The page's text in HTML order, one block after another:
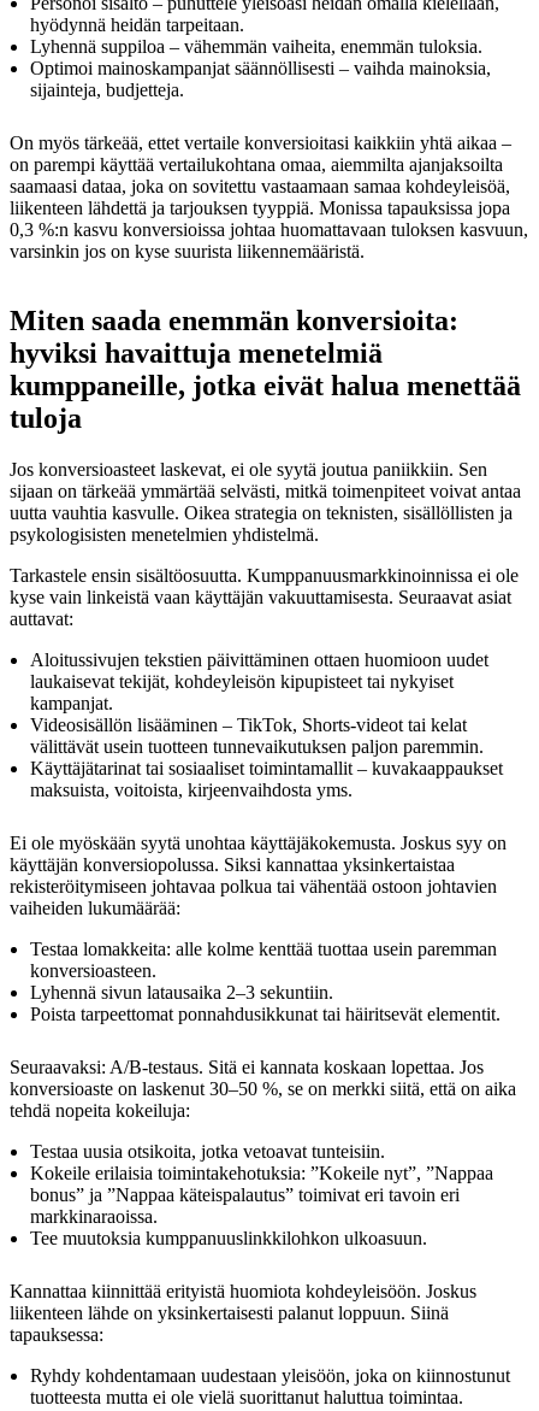
hyödynnä heidän tarpeitaan.
Lyhennä suppiloa – vähemmän vaiheita, enemmän tuloksia.
Optimoi mainoskampanjat säännöllisesti – vaihda mainoksia,
sijainteja, budjetteja.
On myös tärkeää, ettet vertaile konversioitasi kaikkiin yhtä aikaa –
on parempi käyttää vertailukohtana omaa, aiemmilta ajanjaksoilta
saamaasi dataa, joka on sovitettu vastaamaan samaa kohdeyleisöä,
liikenteen lähdettä ja tarjouksen tyyppiä. Monissa tapauksissa jopa
0,3 %:n kasvu konversioissa johtaa huomattavaan tuloksen kasvuun,
varsinkin jos on kyse suurista liikennemääristä.
Miten saada enemmän konversioita:
hyviksi havaittuja menetelmiä
kumppaneille, jotka eivät halua menettää
tuloja
Jos konversioasteet laskevat, ei ole syytä joutua paniikkiin. Sen
sijaan on tärkeää ymmärtää selvästi, mitkä toimenpiteet voivat antaa
uutta vauhtia kasvulle. Oikea strategia on teknisten, sisällöllisten ja
psykologisisten menetelmien yhdistelmä.
Tarkastele ensin sisältöosuutta. Kumppanuusmarkkinoinnissa ei ole
kyse vain linkeistä vaan käyttäjän vakuuttamisesta. Seuraavat asiat
auttavat:
Aloitussivujen tekstien päivittäminen ottaen huomioon uudet
laukaisevat tekijät, kohdeyleisön kipupisteet tai nykyiset
kampanjat.
Videosisällön lisääminen – TikTok, Shorts-videot tai kelat
välittävät usein tuotteen tunnevaikutuksen paljon paremmin.
Käyttäjätarinat tai sosiaaliset toimintamallit – kuvakaappaukset
maksuista, voitoista, kirjeenvaihdosta yms.
Ei ole myöskään syytä unohtaa käyttäjäkokemusta. Joskus syy on
käyttäjän konversiopolussa. Siksi kannattaa yksinkertaistaa
rekisteröitymiseen johtavaa polkua tai vähentää ostoon johtavien
vaiheiden lukumäärää:
Testaa lomakkeita: alle kolme kenttää tuottaa usein paremman
konversioasteen.
Lyhennä sivun latausaika 2–3 sekuntiin.
Poista tarpeettomat ponnahdusikkunat tai häiritsevät elementit.
Seuraavaksi: A/B-testaus. Sitä ei kannata koskaan lopettaa. Jos
konversioaste on laskenut 30–50 %, se on merkki siitä, että on aika
tehdä nopeita kokeiluja:
Testaa uusia otsikoita, jotka vetoavat tunteisiin.
Kokeile erilaisia toimintakehotuksia: ”Kokeile nyt”, ”Nappaa
bonus” ja ”Nappaa käteispalautus” toimivat eri tavoin eri
markkinaraoissa.
Tee muutoksia kumppanuuslinkkilohkon ulkoasuun.
Kannattaa kiinnittää erityistä huomiota kohdeyleisöön. Joskus
liikenteen lähde on yksinkertaisesti palanut loppuun. Siinä
tapauksessa:
Ryhdy kohdentamaan uudestaan yleisöön, joka on kiinnostunut
tuotteesta mutta ei ole vielä suorittanut haluttua toimintaa.